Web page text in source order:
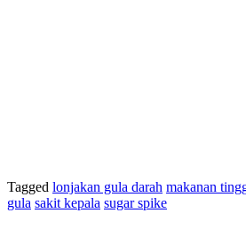
Tagged lonjakan gula darah makanan
gula sakit kepala sugar spike